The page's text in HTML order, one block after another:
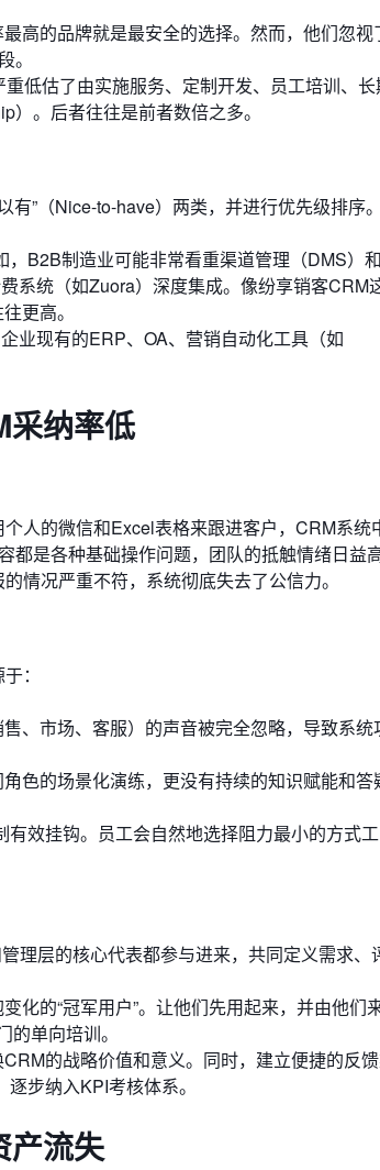
高的品牌就是最安全的选择。然而，他们忽视
。
低估了由实施服务、定制开发、员工培训、长
。后者往往是前者数倍之多。
有”（Nice-to-have）两类，并进行优先级排序
B2B制造业可能非常看重渠道管理（DMS）
系统（如Zuora）深度集成。像纷享销客CRM
更高。
业现有的ERP、OA、营销自动化工具（如
采纳率低
人的微信和Excel表格来跟进客户，CRM系统
都是各种基础操作问题，团队的抵触情绪日益
情况严重不符，系统彻底失去了公信力。
：
、市场、客服）的声音被完全忽略，导致系统
色的场景化演练，更没有持续的知识赋能和答
效挂钩。员工会自然地选择阻力最小的方式工
理层的核心代表都参与进来，共同定义需求、
化的“冠军用户”。让他们先用起来，并由他们
单向培训。
的战略价值和意义。同时，建立便捷的反
步纳入KPI考核体系。
产流失